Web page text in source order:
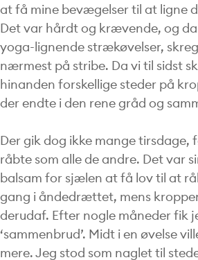
at få mine bevægelser til at ligne
Det var hårdt og krævende, og
yoga-lignende strækøvelser,
nærmest på stribe. Da vi til sidst
hinanden forskellige steder på
der endte i den rene gråd og
Der gik dog ikke mange tirsdage,
råbte som alle de andre. Det var
balsam for sjælen at få lov til at
gang i åndedrættet, mens
derudaf. Efter nogle måneder fik
‘sammenbrud’. Midt i en øvelse
mere. Jeg stod som naglet til